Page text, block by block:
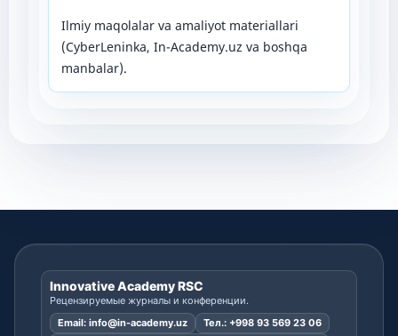
Ilmiy maqolalar va amaliyot materiallari
(CyberLeninka, In-Academy.uz va boshqa
manbalar).
Innovative Academy RSC
Рецензируемые журналы и конференции.
Email: info@in-academy.uz Тел.: +998 93 569 23 06